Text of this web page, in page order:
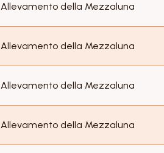
Allevamento della Mezzaluna
Allevamento della Mezzaluna
Allevamento della Mezzaluna
Allevamento della Mezzaluna